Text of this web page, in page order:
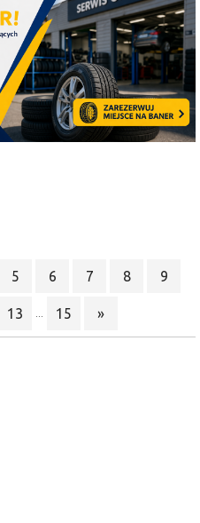
5 6 7 8 9
13 ... 15 »